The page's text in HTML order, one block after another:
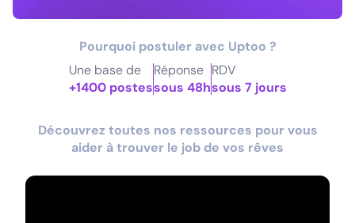
Pourquoi postuler avec Uptoo ?
Une base de
+1400 postes
Réponse
sous 48h
RDV
sous 7 jours
Découvrez toutes nos ressources pour vous
aider à trouver le job de vos rêves